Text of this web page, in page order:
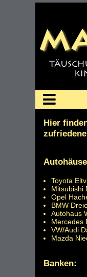
Hier
Toyota
Mitsubishi
Opel
BMW
Autohaus
Mercedes
VW/Audi
Mazda
Banken: